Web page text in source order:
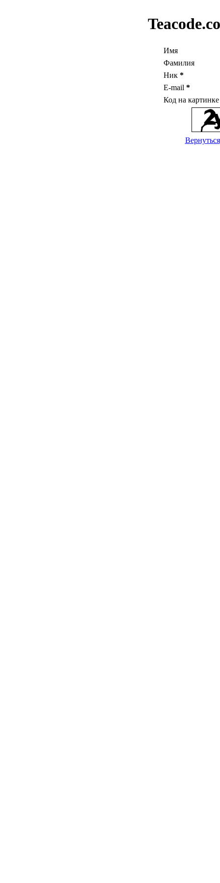
Имя
Фамилия
Ник *
E-mail *
Код на
Вернуться